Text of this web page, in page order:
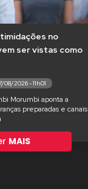
no
ser vistas como
08/2026 - 11h01
Morumbi aponta a
preparadas e canais
MAIS